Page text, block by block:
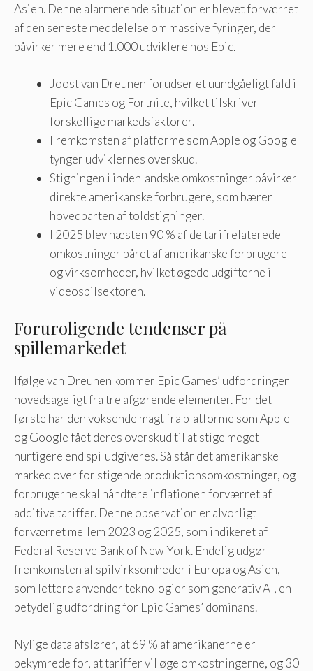
Asien. Denne alarmerende situation er blevet forværret
af den seneste meddelelse om massive fyringer, der
påvirker mere end 1.000 udviklere hos Epic.
Joost van Dreunen forudser et uundgåeligt fald i
Epic Games og Fortnite, hvilket tilskriver
forskellige markedsfaktorer.
Fremkomsten af ​​platforme som Apple og Google
tynger udviklernes overskud.
Stigningen i indenlandske omkostninger påvirker
direkte amerikanske forbrugere, som bærer
hovedparten af ​​toldstigninger.
I 2025 blev næsten 90 % af de tarifrelaterede
omkostninger båret af amerikanske forbrugere
og virksomheder, hvilket øgede udgifterne i
videospilsektoren.
Foruroligende tendenser på
spillemarkedet
Ifølge van Dreunen kommer Epic Games’ udfordringer
hovedsageligt fra tre afgørende elementer. For det
første har den voksende magt fra platforme som Apple
og Google fået deres overskud til at stige meget
hurtigere end spiludgiveres. Så står det amerikanske
marked over for stigende produktionsomkostninger, og
forbrugerne skal håndtere inflationen forværret af
additive tariffer. Denne observation er alvorligt
forværret mellem 2023 og 2025, som indikeret af
Federal Reserve Bank of New York. Endelig udgør
fremkomsten af ​​spilvirksomheder i Europa og Asien,
som lettere anvender teknologier som generativ AI, en
betydelig udfordring for Epic Games’ dominans.
Nylige data afslører, at 69 % af amerikanerne er
bekymrede for, at tariffer vil øge omkostningerne, og 30